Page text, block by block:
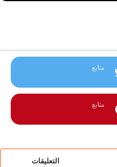
متابع
متابع
التعليقات